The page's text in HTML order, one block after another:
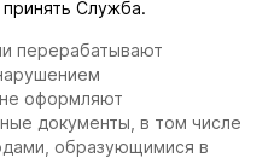
Служба.
перерабатывают
не оформляют
документы, в том числе
образующимися в